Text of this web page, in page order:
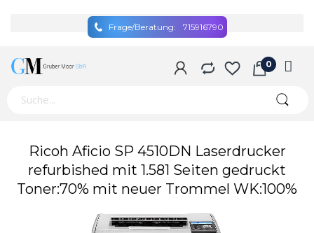
Frage/Beratung: 715916790
Zum
Ende
der
Bildgalerie
Ricoh Aficio SP 4510DN Laserdrucker
refurbished mit 1.581 Seiten gedruckt
Toner:70% mit neuer Trommel WK:100%